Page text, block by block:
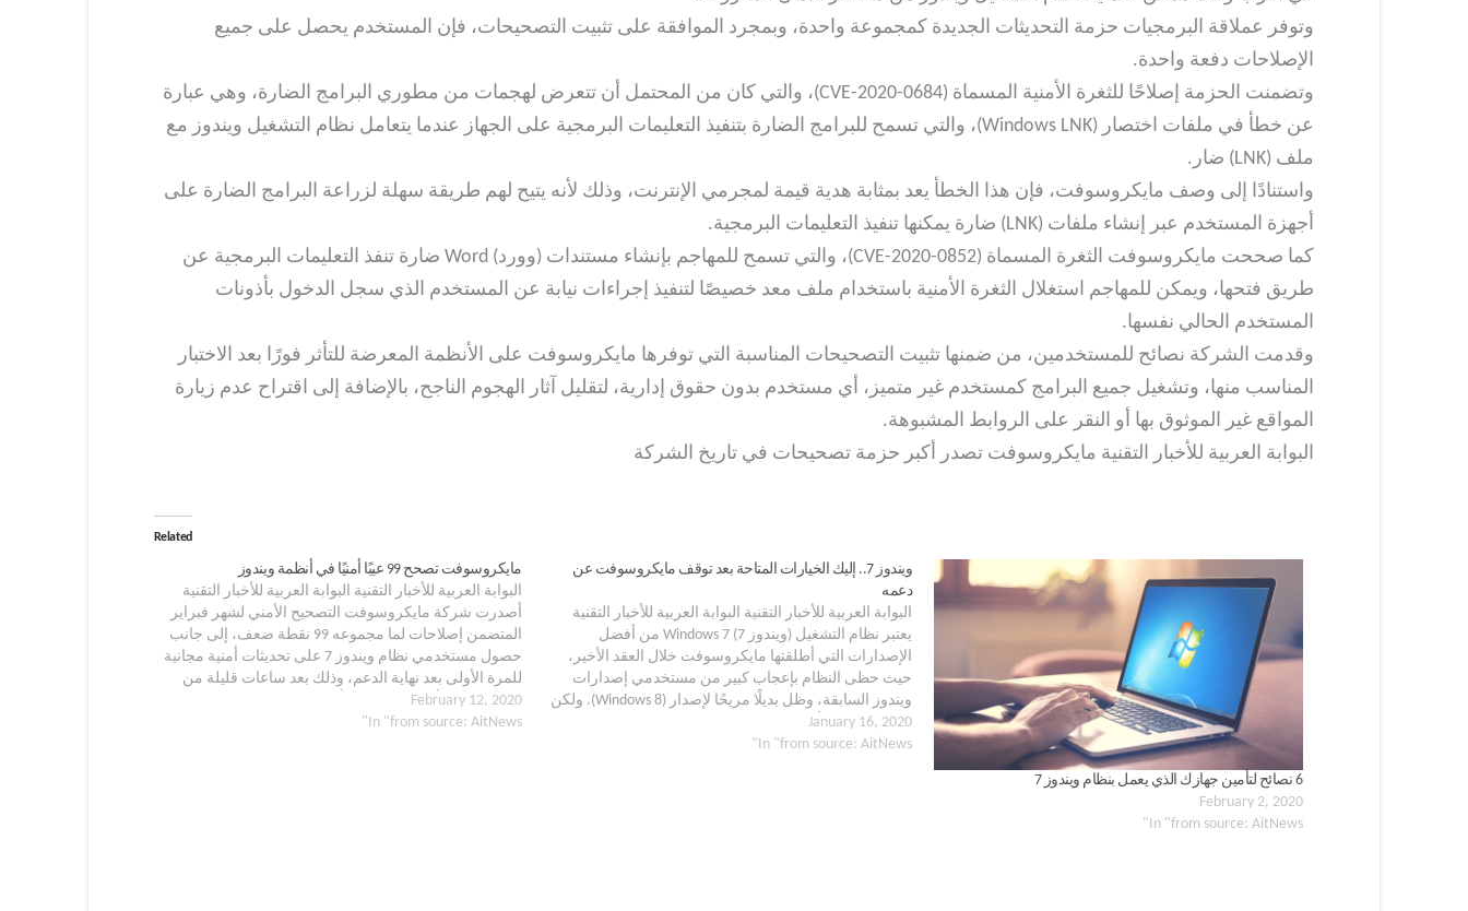
وتوفر عملاقة البرمجيات حزمة التحديثات الجديدة كمجموعة واحدة، وبمجرد الموافقة على تثبيت التصحيحات، فإن المستخدم يحصل على جميع
الإصلاحات دفعة واحدة.
وتضمنت الحزمة إصلاحًا للثغرة الأمنية المسماة (CVE-2020-0684)، والتي كان من المحتمل أن تتعرض لهجمات من مطوري البرامج الضارة، وهي عبارة
عن خطأ في ملفات اختصار (Windows LNK)، والتي تسمح للبرامج الضارة بتنفيذ التعليمات البرمجية على الجهاز عندما يتعامل نظام التشغيل ويندوز مع
ملف (LNK) ضار.
واستنادًا إلى وصف مايكروسوفت، فإن هذا الخطأ يعد بمثابة هدية قيمة لمجرمي الإنترنت، وذلك لأنه يتيح لهم طريقة سهلة لزراعة البرامج الضارة على
أجهزة المستخدم عبر إنشاء ملفات (LNK) ضارة يمكنها تنفيذ التعليمات البرمجية.
كما صححت مايكروسوفت الثغرة المسماة (CVE-2020-0852)، والتي تسمح للمهاجم بإنشاء مستندات (وورد) Word ضارة تنفذ التعليمات البرمجية عن
طريق فتحها، ويمكن للمهاجم استغلال الثغرة الأمنية باستخدام ملف معد خصيصًا لتنفيذ إجراءات نيابة عن المستخدم الذي سجل الدخول بأذونات
المستخدم الحالي نفسها.
وقدمت الشركة نصائح للمستخدمين، من ضمنها تثبيت التصحيحات المناسبة التي توفرها مايكروسوفت على الأنظمة المعرضة للتأثر فورًا بعد الاختبار
المناسب منها، وتشغيل جميع البرامج كمستخدم غير متميز، أي مستخدم بدون حقوق إدارية، لتقليل آثار الهجوم الناجح، بالإضافة إلى اقتراح عدم زيارة
المواقع غير الموثوق بها أو النقر على الروابط المشبوهة.
البوابة العربية للأخبار التقنية مايكروسوفت تصدر أكبر حزمة تصحيحات في تاريخ الشركة
Related
مايكروسوفت تصحح 99 عيبًا أمنيًا في أنظمة ويندوز
البوابة العربية للأخبار التقنية البوابة العربية للأخبار التقنية
أصدرت شركة مايكروسوفت التصحيح الأمني لشهر فبراير
المتضمن إصلاحات لما مجموعه 99 نقطة ضعف، إلى جانب
حصول مستخدمي نظام ويندوز 7 على تحديثات أمنية مجانية
للمرة الأولى بعد نهاية الدعم، وذلك بعد ساعات قليلة من
إصدار شركة أدوبي لتحديثات أمان لخمسة من برامجها…
February 12, 2020
In "from source: AitNews"
ويندوز 7.. إليك الخيارات المتاحة بعد توقف مايكروسوفت عن
دعمه
البوابة العربية للأخبار التقنية البوابة العربية للأخبار التقنية
يعتبر نظام التشغيل (ويندوز 7) Windows 7 من أفضل
الإصدارات التي أطلقتها مايكروسوفت خلال العقد الأخير،
حيث حظى النظام بإعجاب كبير من مستخدمي إصدارات
ويندوز السابقة، وظل بديلًا مريحًا لإصدار (Windows 8). ولكن
اعتبارًا من يوم أمس 14 يناير 2020 توقفت شركة…
January 16, 2020
In "from source: AitNews"
6 نصائح لتأمين جهازك الذي يعمل بنظام ويندوز 7
February 2, 2020
In "from source: AitNews"